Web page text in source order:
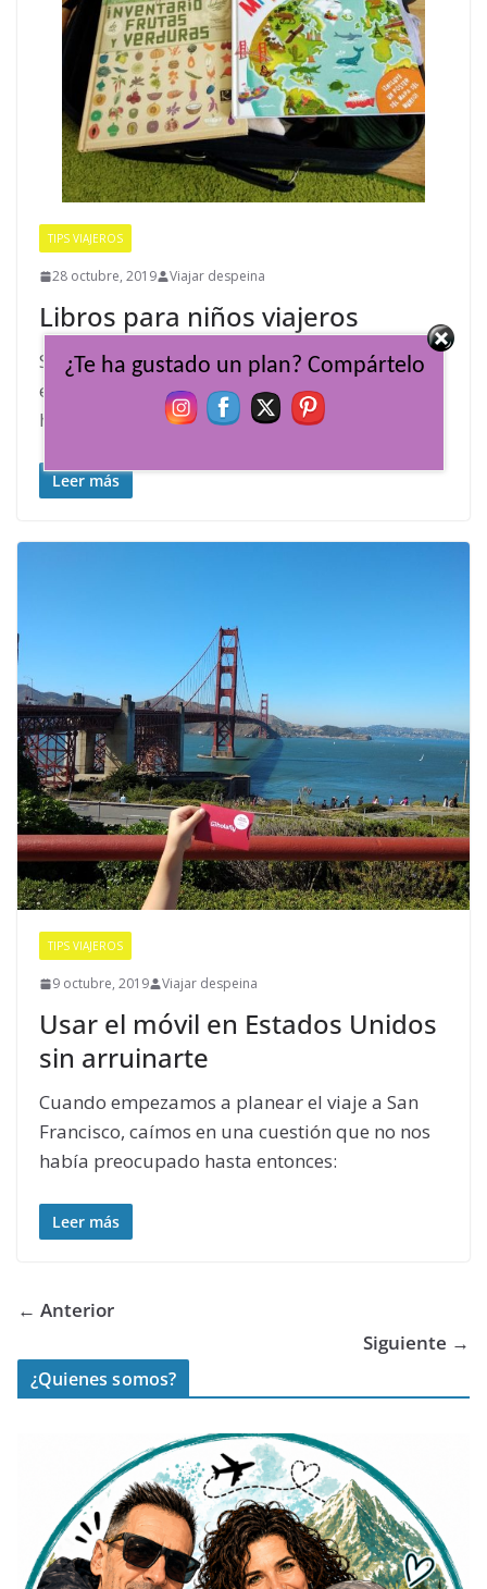
TIPS VIAJEROS
28 octubre, 2019 Viajar despeina
Libros para niños viajeros
Si una de nuestras grandes pasiones en familia
es viajar, leer no lo es menos y desde pequeños
hemos cultivado
Leer más
TIPS VIAJEROS
9 octubre, 2019 Viajar despeina
Usar el móvil en Estados Unidos
sin arruinarte
Cuando empezamos a planear el viaje a San
Francisco, caímos en una cuestión que no nos
había preocupado hasta entonces:
Leer más
← Anterior
Siguiente →
¿Quienes somos?
¿Te ha gustado un plan? Compártelo